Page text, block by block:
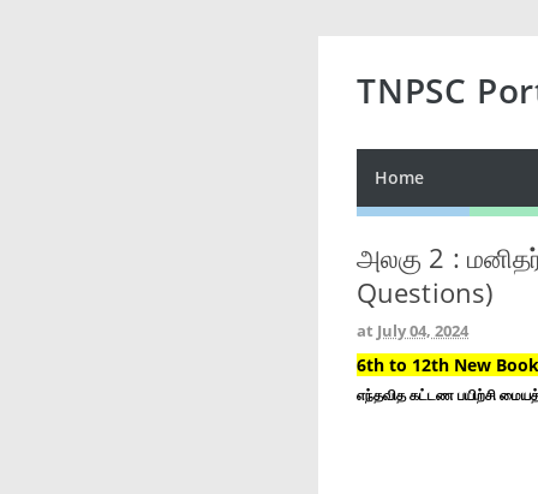
TNPSC
Home
அலகு 2 :
Questions)
at July 04, 2024
6th to 12th New
எந்தவித கட்டண பயிற்சி